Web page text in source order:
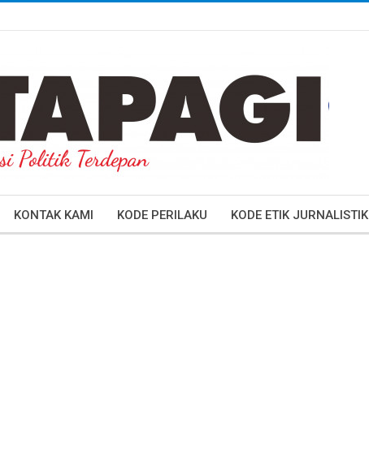
KONTAK KAMI KODE PERILAKU KODE ETIK JURNALISTIK